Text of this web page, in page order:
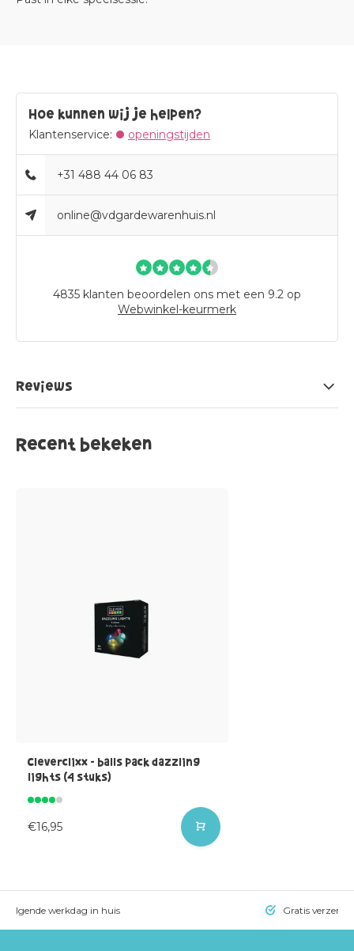
Hoe kunnen wij je helpen?
Klantenservice:
openingstijden
+31 488 44 06 83
online@vdgardewarenhuis.nl
4835 klanten beoordelen ons met een 9.2 op
Webwinkel-keurmerk
Reviews
Recent bekeken
Cleverclixx - balls pack dazzling
lights (4 stuks)
€16,95
volgende werkdag in huis Gratis